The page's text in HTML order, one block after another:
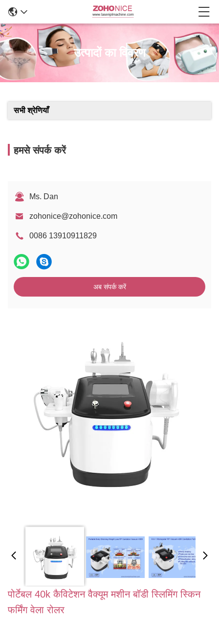
उत्पादों का विवरण
सभी श्रेणियाँ
हमसे संपर्क करें
Ms. Dan
zohonice@zohonice.com
0086 13910911829
अब संपर्क करें
पोर्टेबल 40k कैविटेशन वैक्यूम मशीन बॉडी स्लिमिंग स्किन
फर्मिंग वेला रोलर